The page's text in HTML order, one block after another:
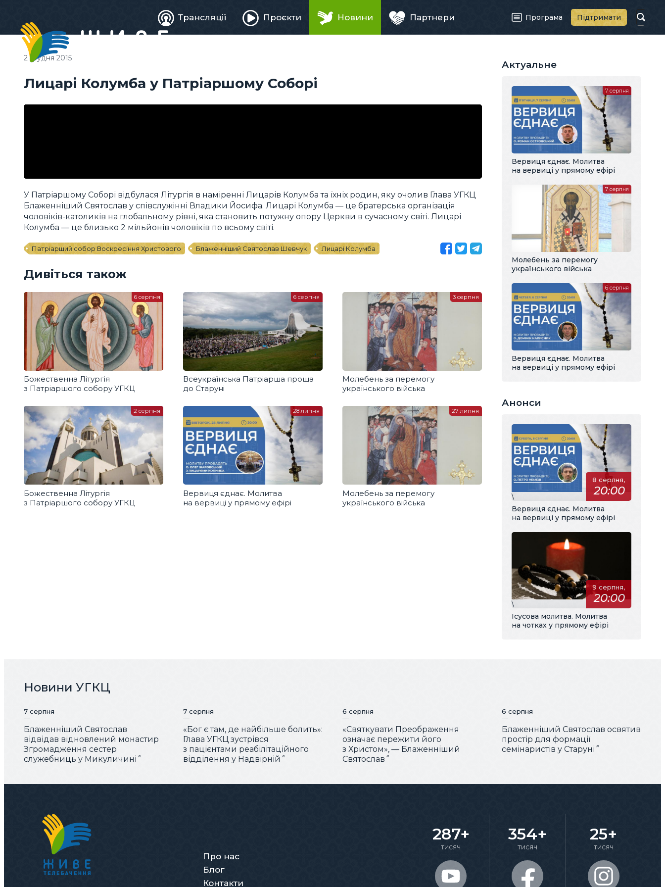
Живе
телебачення
Трансляції Проєкти Новини Партнери Програма Підтримати
Лицарі Колумба у Патріаршому Соборі
2 грудня 2015
У Патріаршому Соборі відбулася Літургія в наміренні Лицарів Колумба та їхніх родин, яку очолив Глава УГКЦ
Блаженніший Святослав у співслужінні Владики Йосифа. Лицарі Колумба — це братерська організація
чоловіків-католиків на глобальному рівні, яка становить потужну опору Церкви в сучасному світі. Лицарі
Колумба — це близько 2 мільйонів чоловіків по всьому світі.
Патріарший собор Воскресіння Христового Блаженніший Святослав Шевчук Лицарі Колумба
Дивіться також
Божественна Літургія
з Патріаршого собору УГКЦ
6 серпня
Всеукраїнська Патріарша проща
до Старуні
6 серпня
Молебень за перемогу
українського війська
3 серпня
Божественна Літургія
з Патріаршого собору УГКЦ
2 серпня
Вервиця єднає. Молитва
на вервиці у прямому ефірі
28 липня
Молебень за перемогу
українського війська
27 липня
Актуальне
Вервиця єднає. Молитва
на вервиці у прямому ефірі
7 серпня
Молебень за перемогу
українського війська
7 серпня
Вервиця єднає. Молитва
на вервиці у прямому ефірі
6 серпня
Анонси
8 серпня,
20:00
\
Вервиця єднає. Молитва
на вервиці у прямому ефірі
9 серпня,
20:00
\
Ісусова молитва. Молитва
на чотках у прямому ефірі
Новини УГКЦ
7 серпня
Блаженніший Святослав
відвідав відновлений монастир
Згромадження сестер
служебниць у Микуличині
7 серпня
«Бог є там, де найбільше болить»:
Глава УГКЦ зустрівся
з пацієнтами реабілітаційного
відділення у Надвірній
6 серпня
«Святкувати Преображення
означає пережити його
з Христом», — Блаженніший
Святослав
6 серпня
Блаженніший Святослав освятив
простір для формації
семінаристів у Старуні
Про нас
Блог
Контакти
287+
тисяч
354+
тисяч
25+
тисяч